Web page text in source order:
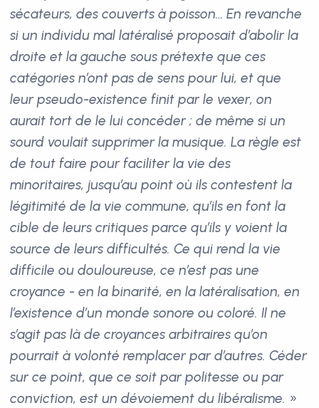
sécateurs, des couverts à poisson… En revanche
si un individu mal latéralisé proposait d’abolir la
droite et la gauche sous prétexte que ces
catégories n’ont pas de sens pour lui, et que
leur pseudo-existence finit par le vexer, on
aurait tort de le lui concéder ; de même si un
sourd voulait supprimer la musique. La règle est
de tout faire pour faciliter la vie des
minoritaires, jusqu’au point où ils contestent la
légitimité de la vie commune, qu’ils en font la
cible de leurs critiques parce qu’ils y voient la
source de leurs difficultés. Ce qui rend la vie
difficile ou douloureuse, ce n’est pas une
croyance - en la binarité, en la latéralisation, en
l’existence d’un monde sonore ou coloré. Il ne
s’agit pas là de croyances arbitraires qu’on
pourrait à volonté remplacer par d’autres. Céder
sur ce point, que ce soit par politesse ou par
conviction, est un dévoiement du libéralisme. »